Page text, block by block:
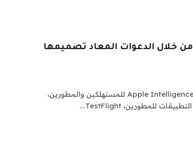
تقوم Apple بترقية TestFlight من خلال الدعوات المعاد تصميمها
إلى جانب تحديثات iOS 18 التي تدعمها Apple Intelligence للمستهلكين والمطورين،